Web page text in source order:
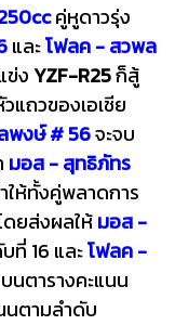
คู่หูดาวรุ่ง
และโฟลค - สวพล
ข่งYZF-R25ก็สู้
แถวของเอเชีย
พงษ์ # 56จะจบ
มอส - สุทธิภัทร
ให้ทั้งคู่พลาดการ
ดยส่งผลให้มอส -
ที่ 16 และโฟลค -
นตารางคะแนน
นตามลำดับ